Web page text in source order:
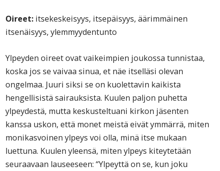
Oireet: itsekeskeisyys, itsepäisyys, äärimmäinen
itsenäisyys, ylemmyydentunto
Ylpeyden oireet ovat vaikeimpien joukossa tunnistaa,
koska jos se vaivaa sinua, et näe itselläsi olevan
ongelmaa. Juuri siksi se on kuolettavin kaikista
hengellisistä sairauksista. Kuulen paljon puhetta
ylpeydestä, mutta keskusteltuani kirkon jäsenten
kanssa uskon, että monet meistä eivät ymmärrä, miten
monikasvoinen ylpeys voi olla, minä itse mukaan
luettuna. Kuulen yleensä, miten ylpeys kiteytetään
seuraavaan lauseeseen: “Ylpeyttä on se, kun joku